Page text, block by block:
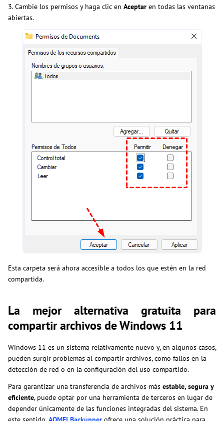
3. Cambie los permisos y haga clic en Aceptar en todas las ventanas
abiertas.
Esta carpeta será ahora accesible a todos los que estén en la red
compartida.
La mejor alternativa gratuita para
compartir archivos de Windows 11
Windows 11 es un sistema relativamente nuevo y, en algunos casos,
pueden surgir problemas al compartir archivos, como fallos en la
detección de red o en la configuración del uso compartido.
Para garantizar una transferencia de archivos más estable, segura y
eficiente, puede optar por una herramienta de terceros en lugar de
depender únicamente de las funciones integradas del sistema. En